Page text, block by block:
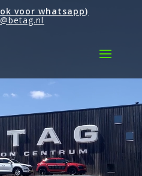
voor whatsapp)